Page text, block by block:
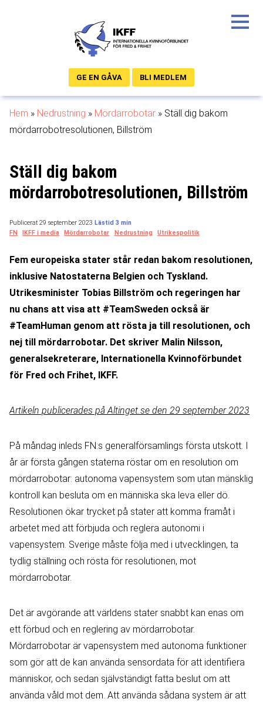
BLI MEDLEM
GE EN GÅVA
Hem » Nedrustning » Mördarrobotar » Ställ dig bakom
mördarrobotresolutionen, Billström
Ställ dig bakom
mördarrobotresolutionen, Billström
Publicerat 29 september 2023
FN
IKFF i media Mördarrobotar Nedrustning Utrikespolitik
Fem europeiska stater står redan bakom resolutionen,
inklusive Natostaterna Belgien och Tyskland.
Utrikesminister Tobias Billström och regeringen har
nu chans att visa att #TeamSweden också är
#TeamHuman genom att rösta ja till resolutionen, och
nej till mördarrobotar. Det skriver Malin Nilsson,
generalsekreterare, Internationella Kvinnoförbundet
för Fred och Frihet, IKFF.
Artikeln publicerades på Altinget.se den 29 september 2023
På måndag inleds FN:s generalförsamlings första utskott. I
år är första gången staterna röstar om en resolution om
mördarrobotar: autonoma vapensystem som utan mänsklig
kontroll kan besluta om en människa ska leva eller dö.
Resolutionen ökar trycket på stater att komma framåt i
arbetet med att förbjuda och reglera autonomi i
vapensystem. Sverige måste följa med i utvecklingen, ta
tydlig ställning och rösta för resolutionen, mot
mördarrobotar.
Det är avgörande att världens stater snabbt kan enas om
ett förbud och en reglering av mördarrobotar.
Mördarrobotar är vapensystem med autonoma funktioner
som gör att de kan använda sensordata för att identifiera
människor, och sedan självständigt fatta beslut om att
använda våld mot dem. Att använda sådana system är att